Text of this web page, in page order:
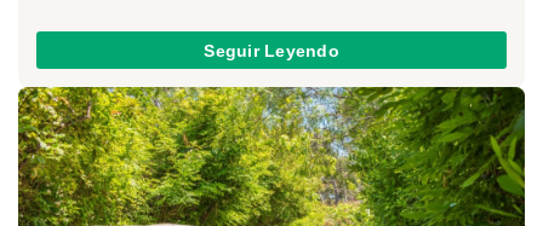
Seguir Leyendo